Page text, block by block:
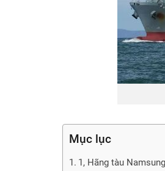
Mục lục
1, Hãng tàu